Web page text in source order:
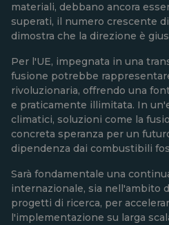
materiali, debbano ancora
superati, il numero crescente
dimostra che la direzione è
Per l'UE, impegnata in una
fusione potrebbe
rivoluzionaria, offrendo una
e praticamente illimitata. In
climatici, soluzioni come la
concreta speranza per un
dipendenza dai combustibili
Sarà fondamentale una
internazionale, sia nell'ambito
progetti di ricerca, per
l'implementazione su larga